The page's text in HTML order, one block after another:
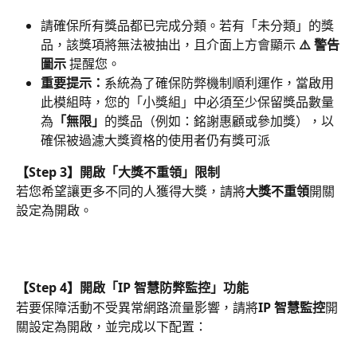
請確保所有獎品都已完成分類。若有「未分類」的獎
品，該獎項將無法被抽出，且介面上方會顯示 ⚠️ 警告
圖示 提醒您。
重要提示： 系統為了確保防弊機制順利運作，當啟用
此模組時，您的「小獎組」中必須至少保留獎品數量
為 「無限」 的獎品（例如：銘謝惠顧或參加獎），以
確保被過濾大獎資格的使用者仍有獎可派
【Step 3】開啟「大獎不重領」限制
若您希望讓更多不同的人獲得大獎，請將大獎不重領開關
設定為開啟。
【Step 4】開啟「IP 智慧防弊監控」功能
若要保障活動不受異常網路流量影響，請將IP 智慧監控開
關設定為開啟，並完成以下配置：